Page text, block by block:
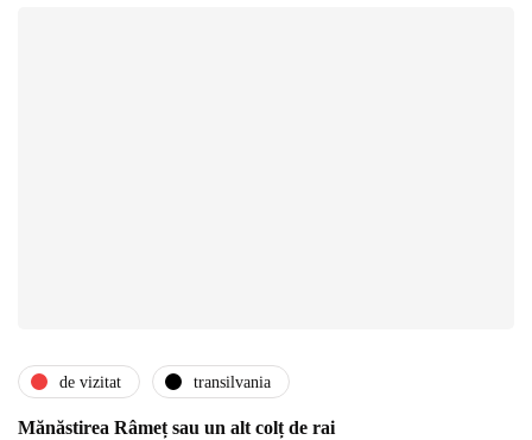
de vizitat transilvania
Mănăstirea Râmeț sau un alt colț de rai